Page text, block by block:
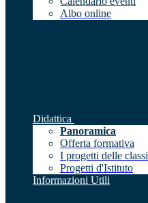
Albo online
Didattica
Panoramica
Offerta formativa
I progetti delle classi
Progetti d'Istituto
Informazioni Utili